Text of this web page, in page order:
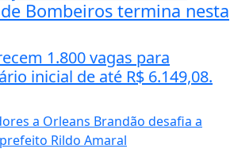
Bombeiros termina nesta
1.800 vagas para
inicial de até R$ 6.149,08.